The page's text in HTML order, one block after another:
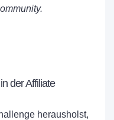
der Affiliate
herausholst,